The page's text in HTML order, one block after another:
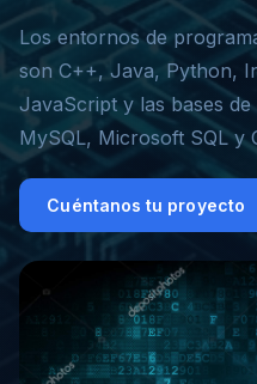
Los entornos de
son C++, Java, Python,
JavaScript y las bases
MySQL, Microsoft SQL y
Cuéntanos tu proyecto